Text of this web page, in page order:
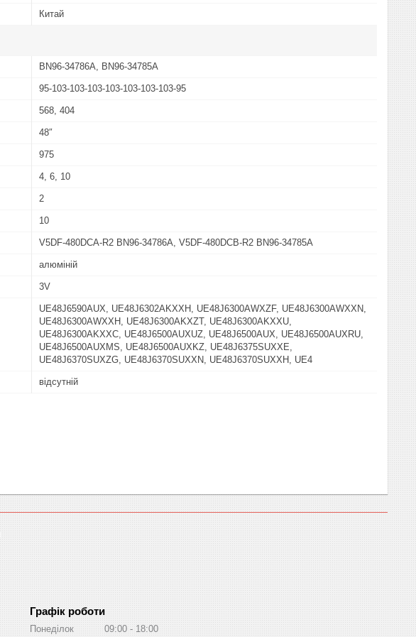
Китай
BN96-34786A, BN96-34785A
95-103-103-103-103-103-103-103-95
568, 404
48″
975
4, 6, 10
2
10
V5DF-480DCA-R2 BN96-34786A, V5DF-480DCB-R2 BN96-34785A
алюміній
3V
UE48J6590AUX, UE48J6302AKXXH, UE48J6300AWXZF, UE48J6300AWXXN,
UE48J6300AWXXH, UE48J6300AKXZT, UE48J6300AKXXU,
UE48J6300AKXXC, UE48J6500AUXUZ, UE48J6500AUX, UE48J6500AUXRU,
UE48J6500AUXMS, UE48J6500AUXKZ, UE48J6375SUXXE,
UE48J6370SUXZG, UE48J6370SUXXN, UE48J6370SUXXH, UE4
відсутній
Графік роботи
Понеділок 09:00 18:00